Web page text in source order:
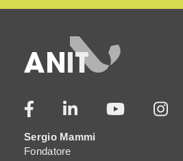
Sergio Mammi
Fondatore